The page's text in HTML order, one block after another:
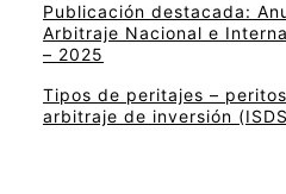
Publicación destacada:
Arbitraje Nacional e
– 2025
Tipos de peritajes –
arbitraje de inversión